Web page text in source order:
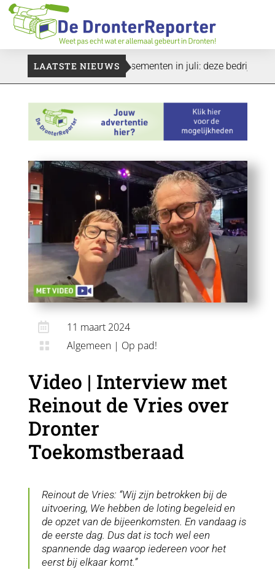
LAATSTE NIEUWS
duren’ Vier faillissementen in juli: deze bedrijven in
 11 maart 2024
 Algemeen | Op pad!
Video | Interview met
Reinout de Vries over
Dronter
Toekomstberaad
Reinout de Vries: “Wij zijn betrokken bij de
uitvoering, We hebben de loting begeleid en
de opzet van de bijeenkomsten. En vandaag is
de eerste dag. Dus dat is toch wel een
spannende dag waarop iedereen voor het
eerst bij elkaar komt.”